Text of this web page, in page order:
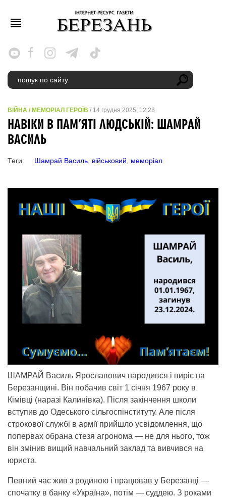
ВІЙНА / МЕМОРІАЛ ГЕРОЇВ / 14 грудня 2025, 12:28
НАВІКИ В ПАМ’ЯТІ ЛЮДСЬКІЙ: ШАМРАЙ
ВАСИЛЬ
Теги: Шамрай Василь військовий меморіал
ШАМРАЙ Василь Ярославович народився і виріс на
Березанщині. Він побачив світ 1 січня 1967 року в
Кімівці (наразі Калинівка). Після закінчення школи
вступив до Одеського сільгоспінституту. Але після
строкової службі в армії прийшло усвідомлення, що
попервах обрана стезя агронома — не для нього, тож
він змінив вищий навчальний заклад та вивчився на
юриста.
Певний час жив з родиною і працював у Березанці —
спочатку в банку «Україна», потім — суддею. З роками